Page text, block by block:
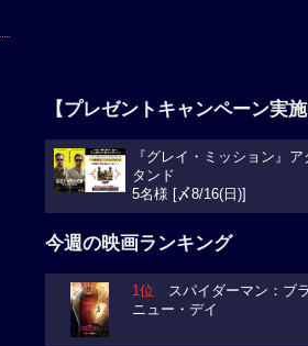
【プレゼントキャンペーン実施
『グレイ・ミッション』
タンド
5名様 [〆8/16(日)]
今週の映画ランキング
1位 スパイダーマン：ブ
ニュー・デイ